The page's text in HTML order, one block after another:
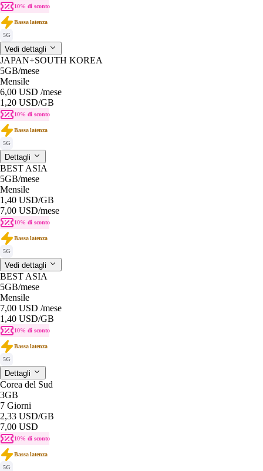
10% di sconto
Bassa latenza
5G
Vedi dettagli
JAPAN+SOUTH KOREA
5GB/mese
Mensile
6,00 USD /mese
1,20 USD/GB
10% di sconto
Bassa latenza
5G
Dettagli
BEST ASIA
5GB/mese
Mensile
1,40 USD/GB
7,00 USD/mese
10% di sconto
Bassa latenza
5G
Vedi dettagli
BEST ASIA
5GB/mese
Mensile
7,00 USD /mese
1,40 USD/GB
10% di sconto
Bassa latenza
5G
Dettagli
Corea del Sud
3GB
7 Giorni
2,33 USD/GB
7,00 USD
10% di sconto
Bassa latenza
5G